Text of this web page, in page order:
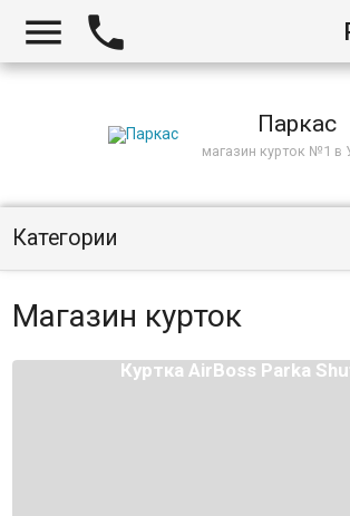
 
Паркас
магазин курток №1 в
Категории
Магазин курток
Куртка AirBoss Parka